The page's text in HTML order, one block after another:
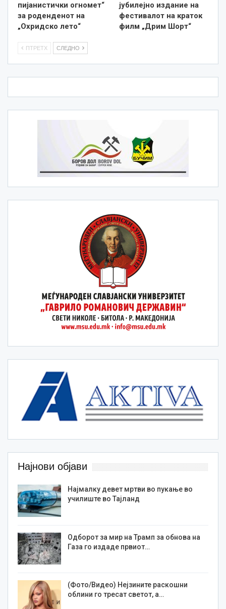
пијанистички огномет“
за роденденот на
„Охридско лето“
јубилејно издание на
фестивалот на краток
филм „Дрим Шорт“
ПТРЕТХ СЛЕДНО
Најнови објави
Најмалку девет мртви во пукање во
училиште во Тајланд
Одборот за мир на Трамп за обнова на
Газа го издаде првиот…
(Фото/Видео) Нејзините раскошни
облини го тресат светот, а…